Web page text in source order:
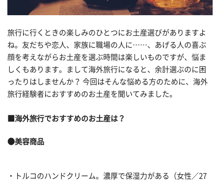
旅行に行くときの楽しみのひとつにお土産選びがありますよ
ね。友だちや恋人、家族に職場の人に……、あげる人の喜ぶ
顔を考えながらお土産を選ぶ時間は楽しいものですが、悩ま
しくもあります。まして海外旅行になると、余計選ぶのに困
ったりはしませんか？ 今回はそんな悩める方のために、海外
旅行経験者におすすめのお土産を聞いてみました。
■海外旅行でおすすめのお土産は？
●美容商品
・トルコのハンドクリーム。濃厚で保湿力がある（女性／27